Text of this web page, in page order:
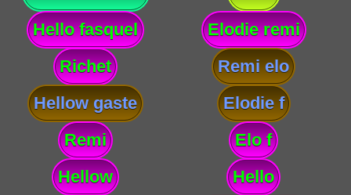
Hello fasquel
Elodie remi
Richet
Remi elo
Hellow gaste
Elodie f
Remi
Elo f
Hellow
Hello